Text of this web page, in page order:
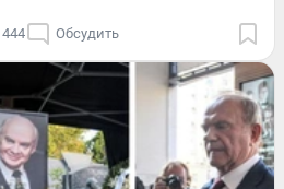
444 Обсудить